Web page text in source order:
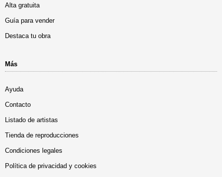
Alta gratuita
Guía para vender
Destaca tu obra
Más
Ayuda
Contacto
Listado de artistas
Tienda de reproducciones
Condiciones legales
Política de privacidad y cookies